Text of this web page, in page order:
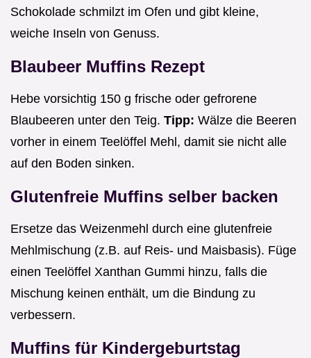
Schokolade schmilzt im Ofen und gibt kleine,
weiche Inseln von Genuss.
Blaubeer Muffins Rezept
Hebe vorsichtig 150 g frische oder gefrorene
Blaubeeren unter den Teig. Tipp: Wälze die Beeren
vorher in einem Teelöffel Mehl, damit sie nicht alle
auf den Boden sinken.
Glutenfreie Muffins selber backen
Ersetze das Weizenmehl durch eine glutenfreie
Mehlmischung (z.B. auf Reis- und Maisbasis). Füge
einen Teelöffel Xanthan Gummi hinzu, falls die
Mischung keinen enthält, um die Bindung zu
verbessern.
Muffins für Kindergeburtstag